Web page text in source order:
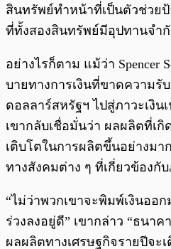
สินทรัพย์ทำหน้าที่เป็นตัวช่วยป้
ที่ทั้งสองสินทรัพย์มีอุปทานจำกั
อย่างไรก็ตาม แม้ว่า Spencer
บายทางการเงินที่ขาดความรั
ดอลลาร์สหรัฐฯ ไปสู่ภาวะเงิ
เขากลับเชื่อมั่นว่า ผลผลิตที่เ
เติบโตในการผลิตขึ้นอย่างม
ทางสังคมต่าง ๆ ที่เกี่ยวข้องกับ
“ไม่ว่าพวกเขาจะพิมพ์เงินออ
ร่วงลงอยู่ดี” เขากล่าว “ธนา
ผลผลิตทางเศรษฐกิจรายปีจะ